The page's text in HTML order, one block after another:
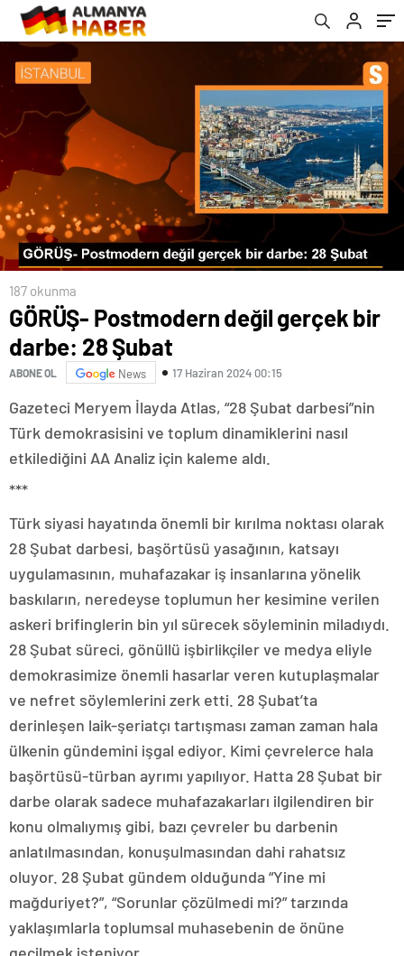
187 okunma
GÖRÜŞ- Postmodern değil gerçek bir
darbe: 28 Şubat
ABONE OL News 17 Haziran 2024 00:15
Gazeteci Meryem İlayda Atlas, “28 Şubat darbesi”nin
Türk demokrasisini ve toplum dinamiklerini nasıl
etkilediğini AA Analiz için kaleme aldı.
***
Türk siyasi hayatında önemli bir kırılma noktası olarak
28 Şubat darbesi, başörtüsü yasağının, katsayı
uygulamasının, muhafazakar iş insanlarına yönelik
baskıların, neredeyse toplumun her kesimine verilen
askeri brifinglerin bin yıl sürecek söyleminin miladıydı.
28 Şubat süreci, gönüllü işbirlikçiler ve medya eliyle
demokrasimize önemli hasarlar veren kutuplaşmalar
ve nefret söylemlerini zerk etti. 28 Şubat’ta
derinleşen laik-şeriatçı tartışması zaman zaman hala
ülkenin gündemini işgal ediyor. Kimi çevrelerce hala
başörtüsü-türban ayrımı yapılıyor. Hatta 28 Şubat bir
darbe olarak sadece muhafazakarları ilgilendiren bir
konu olmalıymış gibi, bazı çevreler bu darbenin
anlatılmasından, konuşulmasından dahi rahatsız
oluyor. 28 Şubat gündem olduğunda “Yine mi
mağduriyet?”, “Sorunlar çözülmedi mi?” tarzında
yaklaşımlarla toplumsal muhasebenin de önüne